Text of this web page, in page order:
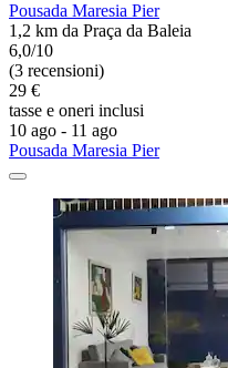
Pousada Maresia Pier
1,2 km da Praça da Baleia
6,0/10
(3 recensioni)
29 €
tasse e oneri inclusi
10 ago - 11 ago
Pousada Maresia Pier